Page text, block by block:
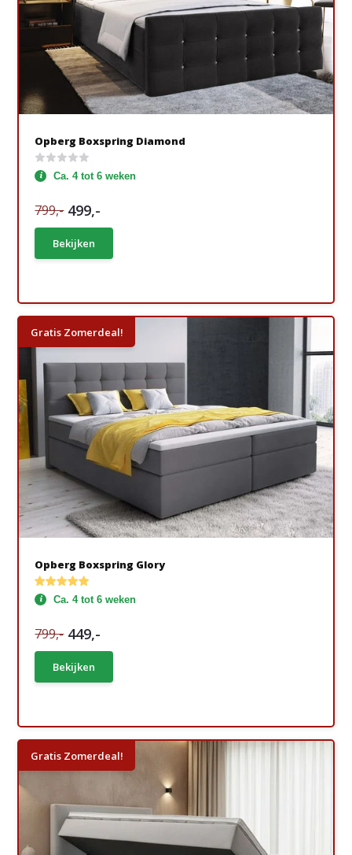
Opberg Boxspring Diamond
Ca. 4 tot 6 weken
799,- 499,-
Bekijken
Gratis Zomerdeal!
Opberg Boxspring Glory
Ca. 4 tot 6 weken
799,- 449,-
Bekijken
Gratis Zomerdeal!